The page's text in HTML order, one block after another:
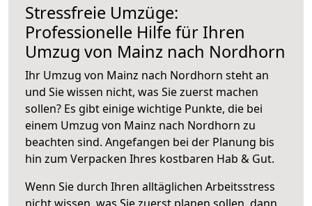
Stressfreie Umzüge:
Professionelle Hilfe für Ihren
Umzug von Mainz nach Nordhorn
Ihr Umzug von Mainz nach Nordhorn steht an
und Sie wissen nicht, was Sie zuerst machen
sollen? Es gibt einige wichtige Punkte, die bei
einem Umzug von Mainz nach Nordhorn zu
beachten sind. Angefangen bei der Planung bis
hin zum Verpacken Ihres kostbaren Hab & Gut.
Wenn Sie durch Ihren alltäglichen Arbeitsstress